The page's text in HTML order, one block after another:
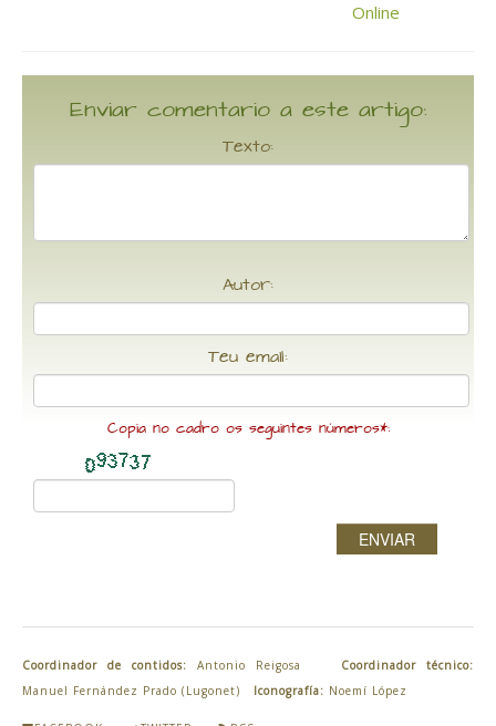
Enviar comentario a este artigo:
Texto:
Autor:
Teu email:
Copia no cadro os seguintes números*:
ENVIAR
Coordinador de contidos: Antonio Reigosa Coordinador técnico:
Manuel Fernández Prado (Lugonet) Iconografía: Noemí López